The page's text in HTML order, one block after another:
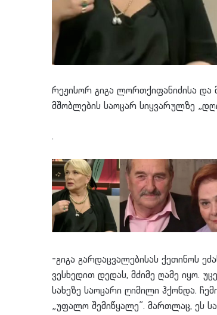
რეჟისორ გიგა ლორთქიფანიძისა და
მშობლების საოცარ სიყვარულზე
.
-გიგა გარდაცვალებისას ქეთინოს
ვესხედით დედას, მძიმე ღამე იყო.
სახეზე საოცარი ღიმილი ჰქონდა.
„უფალო შემიწყალე”. მართლაც, ეს